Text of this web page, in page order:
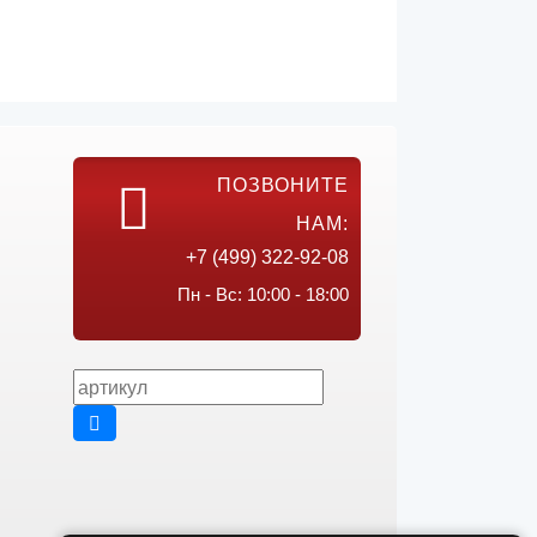
ПОЗВОНИТЕ
НАМ:
+7 (499) 322-92-08
Пн - Вс: 10:00 - 18:00